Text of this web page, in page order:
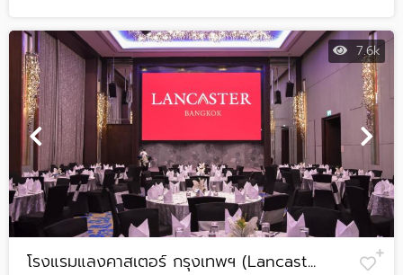
7.6k
โรงแรมแลงคาสเตอร์ กรุงเทพฯ (Lancast...